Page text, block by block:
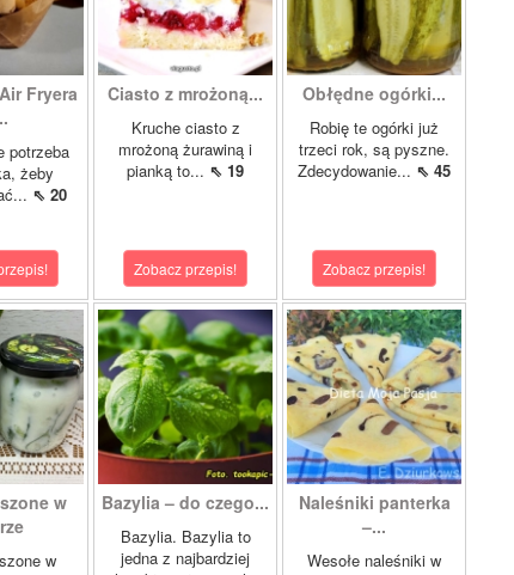
Fryera
potrzeba
żeby
⇖ 20
Ciasto z mrożoną...
Kruche ciasto z
mrożoną żurawiną i
pianką to... ⇖ 19
Zobacz przepis!
Obłędne ogórki...
Robię te ogórki już
trzeci rok, są pyszne.
Zdecydowanie... ⇖ 45
Zobacz przepis!
w
w
Bazylia – do czego...
Bazylia. Bazylia to
jedna z najbardziej
Naleśniki panterka
–...
Wesołe naleśniki w